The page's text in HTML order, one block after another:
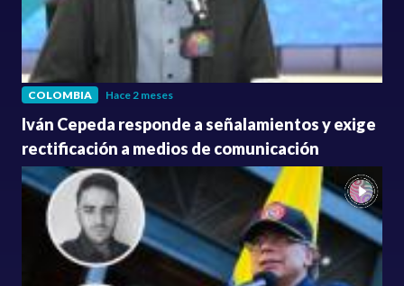
COLOMBIA Hace 2 meses
Iván Cepeda responde a señalamientos y exige
rectificación a medios de comunicación